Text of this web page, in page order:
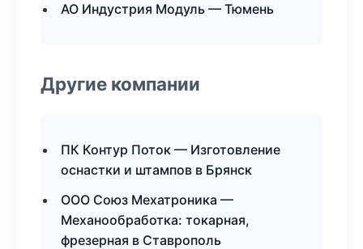
АО Индустрия Модуль — Тюмень
Другие компании
ПК Контур Поток — Изготовление
оснастки и штампов в Брянск
ООО Союз Мехатроника —
Механообработка: токарная,
фрезерная в Ставрополь